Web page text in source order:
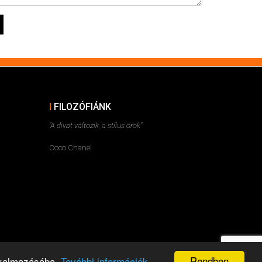
FILOZÓFIÁNK
"A divat változik, a stílus örök"
Coco Chanel